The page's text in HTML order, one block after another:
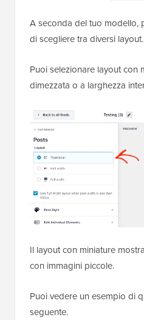
A seconda del tuo modello,
di scegliere tra diversi layout.
Puoi selezionare layout con
dimezzata o a larghezza
Il layout con miniature
con immagini piccole.
Puoi vedere un esempio di
seguente.